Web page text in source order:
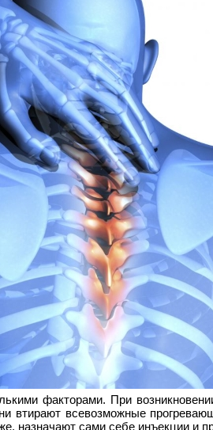
факторами. При
втирают всевозможные
назначают сами себе инъекции и